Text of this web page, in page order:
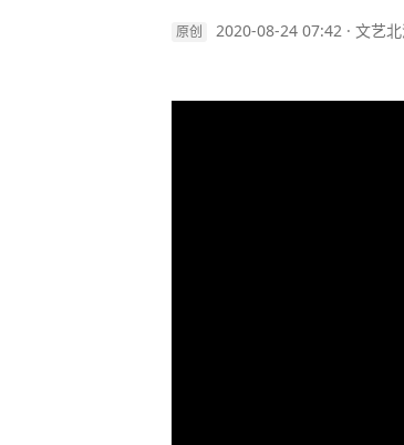
原创 2020-08-24 07:42 · 文艺